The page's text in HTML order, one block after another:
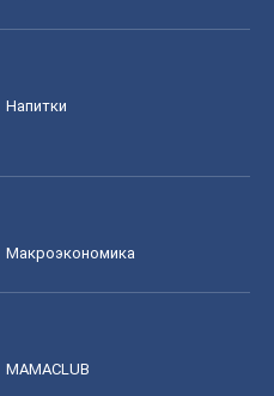
Напитки
Mакроэкономика
MAMACLUB